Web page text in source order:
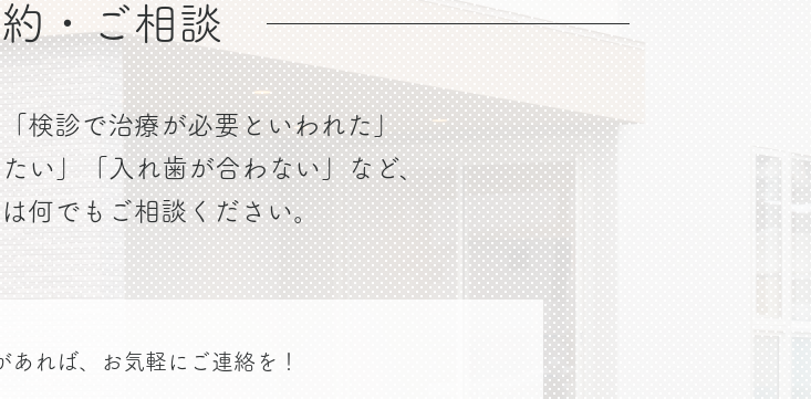
・ご相談
検診で治療が必要といわれた」
い」「入れ歯が合わない」など、
何でもご相談ください。
あれば、 お気軽にご連絡を！